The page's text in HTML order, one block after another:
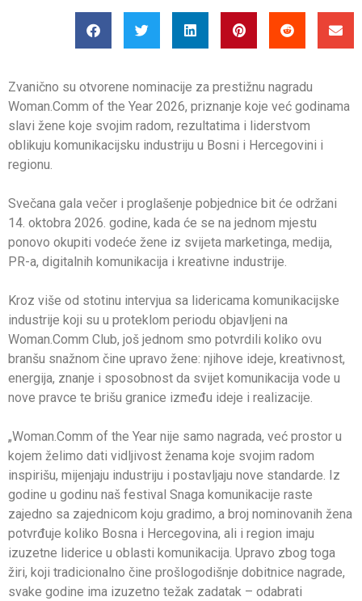
Zvanično su otvorene nominacije za prestižnu nagradu
Woman.Comm of the Year 2026, priznanje koje već godinama
slavi žene koje svojim radom, rezultatima i liderstvom
oblikuju komunikacijsku industriju u Bosni i Hercegovini i
regionu.
Svečana gala večer i proglašenje pobjednice bit će održani
14. oktobra 2026. godine, kada će se na jednom mjestu
ponovo okupiti vodeće žene iz svijeta marketinga, medija,
PR-a, digitalnih komunikacija i kreativne industrije.
Kroz više od stotinu intervjua sa lidericama komunikacijske
industrije koji su u proteklom periodu objavljeni na
Woman.Comm Club, još jednom smo potvrdili koliko ovu
branšu snažnom čine upravo žene: njihove ideje, kreativnost,
energija, znanje i sposobnost da svijet komunikacija vode u
nove pravce te brišu granice između ideje i realizacije.
„Woman.Comm of the Year nije samo nagrada, već prostor u
kojem želimo dati vidljivost ženama koje svojim radom
inspirišu, mijenjaju industriju i postavljaju nove standarde. Iz
godine u godinu naš festival Snaga komunikacije raste
zajedno sa zajednicom koju gradimo, a broj nominovanih žena
potvrđuje koliko Bosna i Hercegovina, ali i region imaju
izuzetne liderice u oblasti komunikacija. Upravo zbog toga
žiri, koji tradicionalno čine prošlogodišnje dobitnice nagrade,
svake godine ima izuzetno težak zadatak – odabrati